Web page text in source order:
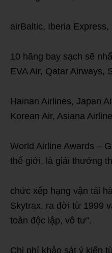
airBaltic, Iberia Express,
10 hãng bay sạch sẽ
EVA Air, Qatar Airways,
Hainan Airlines, Japan
Korean Air, Asiana
World Airline Awards –
thế giới, là giải thưởng
chức xếp hạng vận tải
Skytrax, ra đời từ 1999
toàn độc lập, vô tư”.
Chi phí khảo sát ý kiến